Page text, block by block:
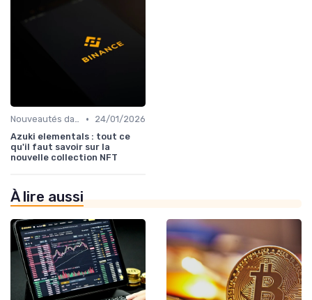
Nouveautés dans le monde des cryptos •
24/01/2026
Azuki elementals : tout ce
qu'il faut savoir sur la
nouvelle collection NFT
À lire aussi